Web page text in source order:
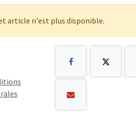
article n'est plus disponible.